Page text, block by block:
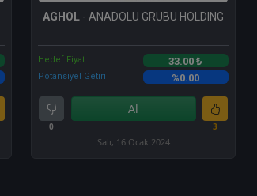
AGHOL - ANADOLU GRUBU HOLDING
Hedef Fiyat 33.00 ₺
Potansiyel Getiri %0.00
0
Al
3
Salı, 16 Ocak 2024